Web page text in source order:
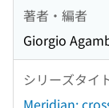
著者・編者
Giorgio
シリーズタイ
Meridian: